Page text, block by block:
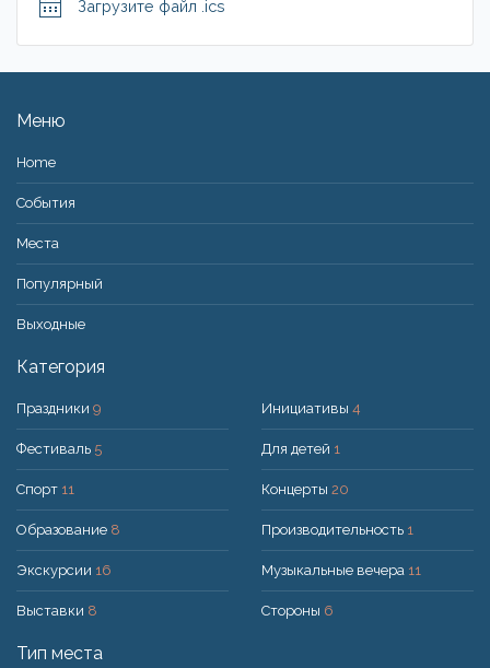
Загрузите файл .ics
Меню
Home
События
Места
Популярный
Bыходные
Категория
Праздники 9
Фестиваль 5
Спорт 11
Образование 8
Экскурсии 16
Выставки 8
Инициативы 4
Для детей 1
Концерты 20
Производительность 1
Музыкальные вечера 11
Стороны 6
Тип места